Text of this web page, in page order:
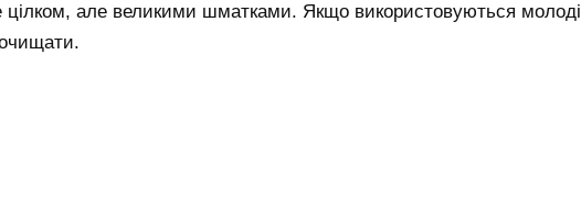
цілком, але великими шматками. Якщо використовуються молоді